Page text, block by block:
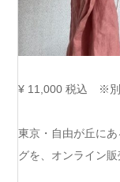
¥ 11,000 税込 ※
東京・自由が丘に
グを、オンライン販